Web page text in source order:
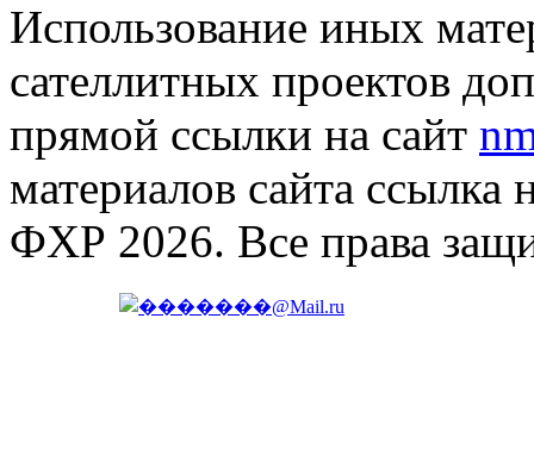
Использование иных
сателлитных проектов
прямой ссылки на сайт
материалов сайта ссылка
ФХР 2026. Все права